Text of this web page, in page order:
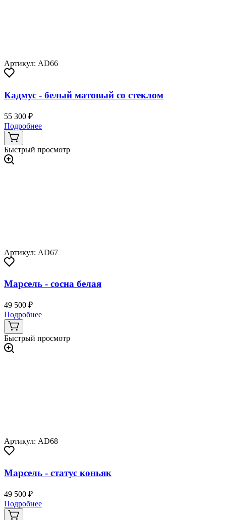
Артикул: AD66
Кадмус - белый матовый со стеклом
55 300 ₽
Подробнее
Быстрый просмотр
Артикул: AD67
Марсель - сосна белая
49 500 ₽
Подробнее
Быстрый просмотр
Артикул: AD68
Марсель - статус коньяк
49 500 ₽
Подробнее